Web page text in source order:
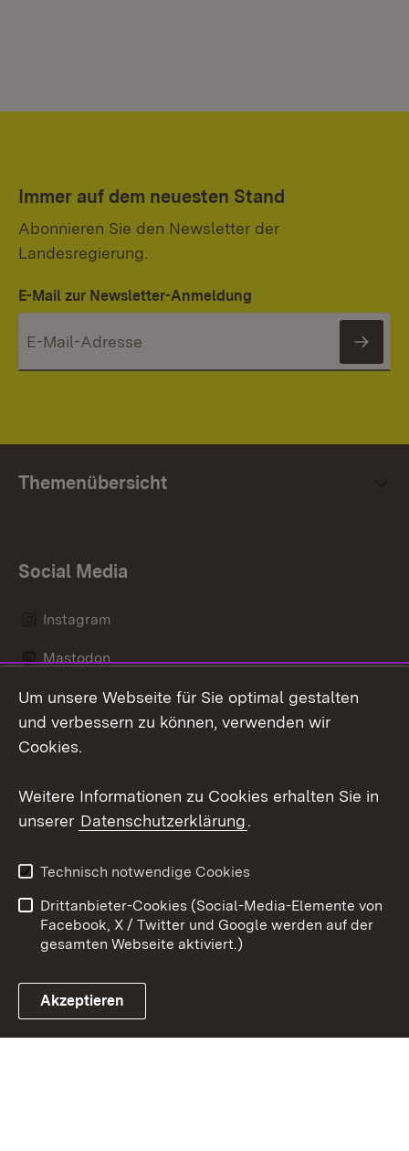
Immer auf dem neuesten Stand
Abonnieren Sie den Newsletter der
Landesregierung.
E-Mail zur Newsletter-Anmeldung
Themenübersicht
Social Media
Instagram
Mastodon
Messenger
Link zum Landesportal
Kontakt
Impressum
Cookies
Um unsere Webseite für Sie optimal gestalten
und verbessern zu können, verwenden wir
Cookies.
Weitere Informationen zu Cookies erhalten Sie in
unserer Datenschutzerklärung.
Technisch notwendige Cookies
Drittanbieter-Cookies (Social-Media-Elemente von
Facebook, X / Twitter und Google werden auf der
gesamten Webseite aktiviert.)
Akzeptieren